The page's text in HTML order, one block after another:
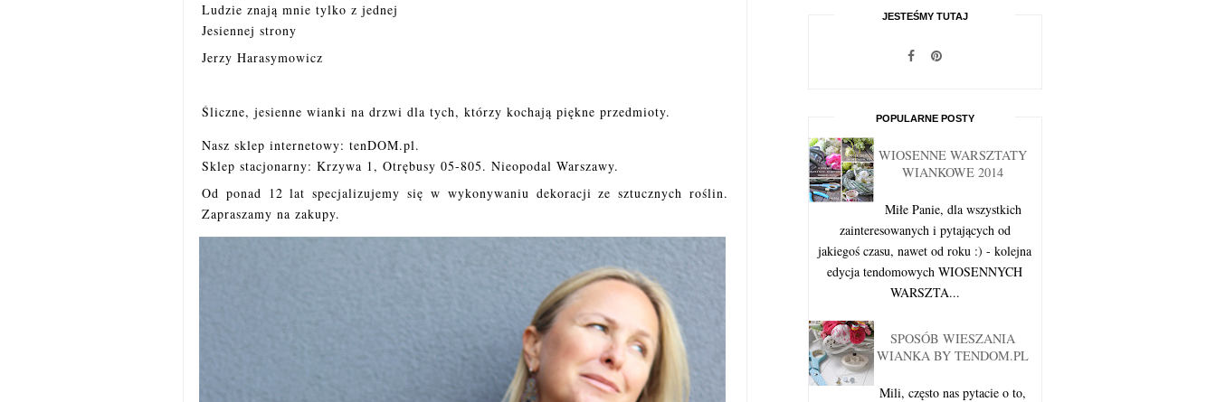
Ludzie znają mnie tylko z jednej
Jesiennej strony
Jerzy Harasymowicz
Śliczne, jesienne wianki na drzwi dla tych, którzy kochają piękne przedmioty.
Nasz sklep internetowy: tenDOM.pl.
Sklep stacjonarny: Krzywa 1, Otrębusy 05-805. Nieopodal Warszawy.
Od ponad 12 lat specjalizujemy się w wykonywaniu dekoracji ze sztucznych roślin.
Zapraszamy na zakupy.
JESTEŚMY TUTAJ
POPULARNE POSTY
WIOSENNE WARSZTATY
WIANKOWE 2014
Miłe Panie, dla wszystkich
zainteresowanych i pytających od
jakiegoś czasu, nawet od roku :) - kolejna
edycja tendomowych WIOSENNYCH
WARSZTA...
SPOSÓB WIESZANIA
WIANKA BY TENDOM.PL
Mili, często nas pytacie o to,